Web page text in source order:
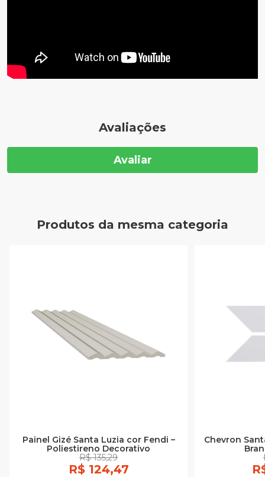
Avaliações
Avaliar
Produtos da mesma categoria
Painel Gizé Santa Luzia cor Fendi –
Poliestireno Decorativo
R$ 135,29
R$ 124,47
Chevron